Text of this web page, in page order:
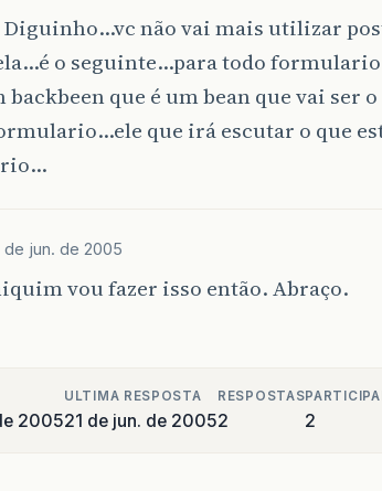
Diguinho…vc não vai mais utilizar
o seguinte…para todo
que é um bean que vai ser
que irá escutar o que
de jun. de 2005
vou fazer isso então. Abraço.
2005
ULTIMA RESPOSTA
21 de jun. de 2005
RESPOSTAS
2 2